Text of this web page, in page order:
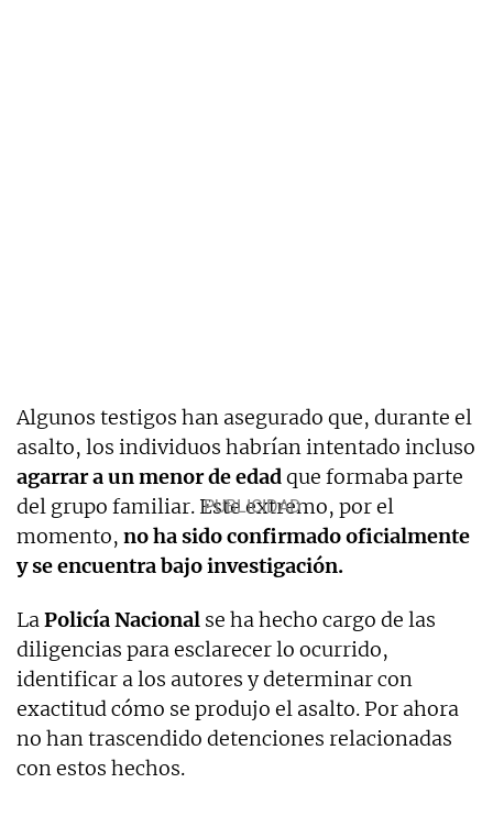
Algunos testigos han asegurado que, durante el
asalto, los individuos habrían intentado incluso
agarrar a un menor de edadque formaba parte
del grupo familiar. Este extremo, por el
momento, no ha sido confirmado oficialmente
y se encuentra bajo investigación.
LaPolicía Nacional se ha hecho cargo de las
diligencias para esclarecer lo ocurrido,
identificar a los autores y determinar con
exactitud cómo se produjo el asalto. Por ahora
no han trascendido detenciones relacionadas
con estos hechos.